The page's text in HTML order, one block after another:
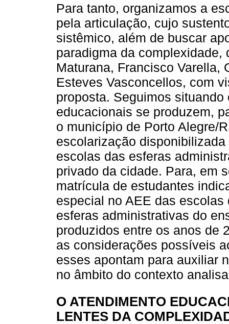
Para tanto, organizamos a
pela articulação, cujo
sistêmico, além de buscar
paradigma da complexidade,
Maturana, Francisco Varella,
Esteves Vasconcellos, com
proposta. Seguimos
educacionais se produzem,
o município de Porto Alegre/
escolarização
escolas das esferas
privado da cidade. Para, em
matrícula de estudantes
especial no AEE das
esferas administrativas do
produzidos entre os anos de
as considerações possíveis
esses apontam para auxiliar
no âmbito do contexto
O ATENDIMENTO
LENTES DA